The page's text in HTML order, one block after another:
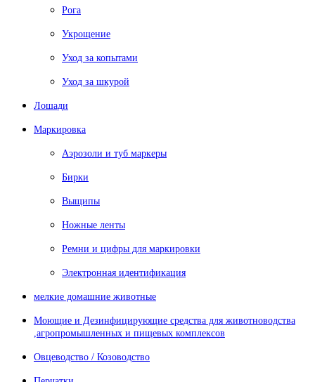
Рога
Укрощение
Уход за копытами
Уход за шкурой
Лошади
Маркировка
Аэрозоли и туб маркеры
Бирки
Выщипы
Ножные ленты
Ремни и цифры для маркировки
Электронная идентификация
мелкие домашние животные
Моющие и Дезинфицирующие средства для животноводства
,агропромышленных и пищевых комплексов
Овцеводство / Козоводство